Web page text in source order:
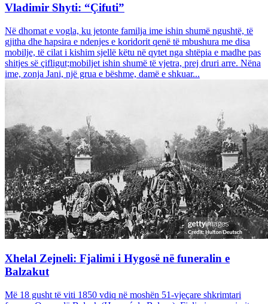
Vladimir Shyti: “Çifuti”
Në dhomat e vogla, ku jetonte familja ime ishin shumë ngushtë, të
gjitha dhe hapsira e ndenjes e koridorit qenë të mbushura me disa
mobilje, të cilat i kishim sjellë këtu në qytet nga shtëpia e madhe pas
shitjes së çifligut;mobiljet ishin shumë të vjetra, prej druri arre. Nëna
ime, zonja Jani, një grua e bëshme, damë e shkuar...
Xhelal Zejneli: Fjalimi i Hygosë në funeralin e
Balzakut
Më 18 gusht të viti 1850 vdiq në moshën 51-vjeçare shkrimtari